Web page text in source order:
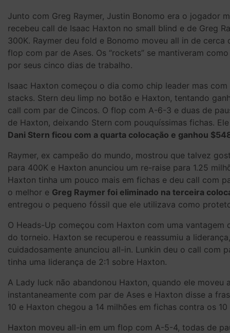
Junto com Greg Raymer, Justin Bonomo era o jogador
recebeu call de Isaac Haxton no small blind e de Greg
300K. Raymer deu fold e Bonomo moveu all in de
flop com par de Ases. Os “rockets” se mantiveram
por seus cinco dias de trabalho.
Isaac Haxton começou o dia como chip leader mas
stacks. Stern deu limp no botão e Haxton, tentando
call com par de Cincos. O flop com A-6-3 e duas de
de Haxton, deixando Stern com pouquíssimas fichas.
Dani Stern ficou com a quarta colocação e ganhou
Raymer, ex campeão do mundo, mostrou que talvez
para 400K e Haxton anunciou um re-raise para 1.25
Haxton tinha um pouco mais em fichas e deu call com
o melhor e Greg Raymer foi eliminado na terceira
entregou o pequeno fóssil que ele utilizava como
O Heads-Up começou com Haxton com uma vantagem
do torneio. Haxton se recuperou e reassumiu a
cuidadosamente anunciou all-in. Lunkin deu o call com
tinha uma liderança de 2:1 sobre Haxton.
A Lady luck não abandonou Haxton, quando ele
instantaneamente com par de Ases e Haxton disse a
10 e Haxton chegou a 14 milhões em fichas contra os
Haxton moveu all-in em um flop com A-5-4, todas de